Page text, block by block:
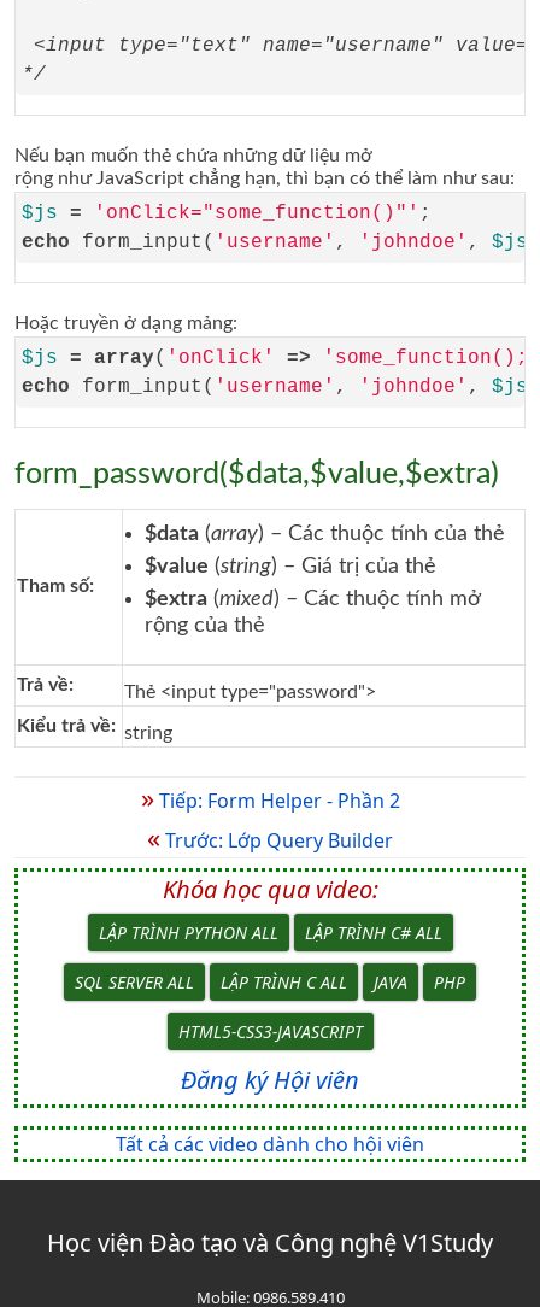
<input type="text" name="username"
*/
Nếu bạn muốn thẻ chứa những dữ liệu mở
rộng như JavaScript chẳng hạn, thì bạn có thể làm như sau:
$js = 'onClick="some_function()"'
echo form_input( 'username' , 'johndoe' , $js
Hoặc truyền ở dạng mảng:
$js = array( 'onClick' =>
'some_function();'
echo form_input( 'username' , 'johndoe' , $js
form_password($data,$value,$extra)
Tham số:
$data(array) – Các thuộc tính của thẻ
$value (string) – Giá trị của thẻ
$extra(mixed) – Các thuộc tính mở
rộng của thẻ
Trả về:
Thẻ <input type="password">
Kiểu trả về: string
»Tiếp: Form Helper - Phần 2
«Trước: Lớp Query Builder
Khóa học qua video:
LẬP TRÌNH PYTHON ALL LẬP TRÌNH C# ALL
SQL SERVER ALL LẬP TRÌNH C ALL JAVA PHP
HTML5-CSS3-JAVASCRIPT
Đăng ký Hội viên
Tất cả các video dành cho hội viên
Học viện Đào tạo và Công nghệ V1Study
Mobile:0986.589.410